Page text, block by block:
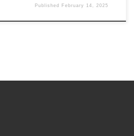
Published February 14, 2025